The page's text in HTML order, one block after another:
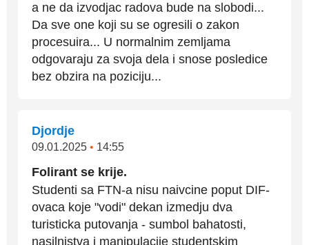
a ne da izvodjac radova bude na slobodi...
Da sve one koji su se ogresili o zakon
procesuira... U normalnim zemljama
odgovaraju za svoja dela i snose posledice
bez obzira na poziciju...
Djordje
09.01.2025 • 14:55
Folirant se krije.
Studenti sa FTN-a nisu naivcine poput DIF-
ovaca koje "vodi" dekan izmedju dva
turisticka putovanja - sumbol bahatosti,
nasilnistva i manipulacije studentskim